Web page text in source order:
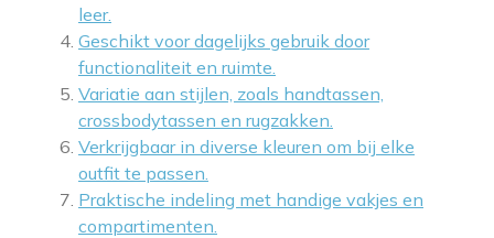
leer.
Geschikt voor dagelijks gebruik door
functionaliteit en ruimte.
Variatie aan stijlen, zoals handtassen,
crossbodytassen en rugzakken.
Verkrijgbaar in diverse kleuren om bij elke
outfit te passen.
Praktische indeling met handige vakjes en
compartimenten.